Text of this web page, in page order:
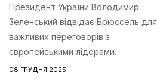
Президент України Володимир
Зеленський відвідає Брюссель для
важливих переговорів з
європейськими лідерами.
08 ГРУДНЯ 2025